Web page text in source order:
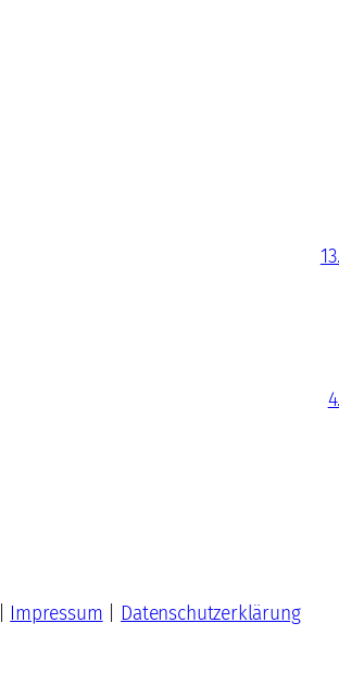
Impressum Datenschutzerklärung